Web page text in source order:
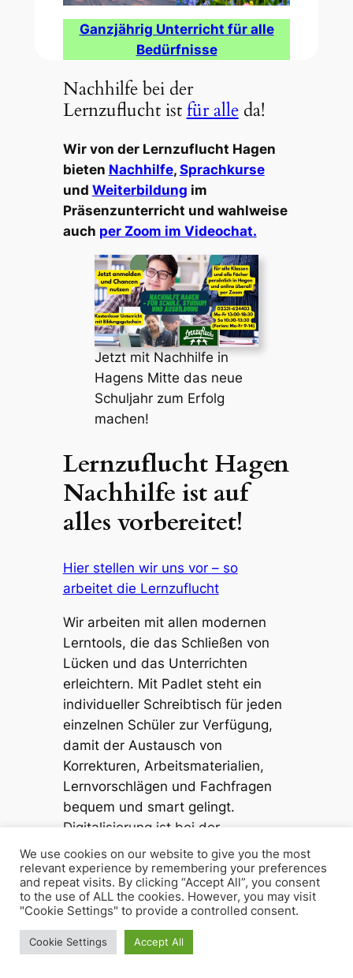
Ganzjährig Unterricht für alle
Bedürfnisse
Nachhilfe bei der
Lernzuflucht istfür alleda!
Wir von der Lernzuflucht Hagen
bieten Nachhilfe, Sprachkurse
und Weiterbildung im
Präsenzunterricht und wahlweise
auch per Zoom im Videochat.
Jetzt mit Nachhilfe in
Hagens Mitte das neue
Schuljahr zum Erfolg
machen!
Lernzuflucht Hagen
Nachhilfe ist auf
alles vorbereitet!
Hier stellen wir uns vor – so
arbeitet die Lernzuflucht
Wir arbeiten mit allen modernen
Lerntools, die das Schließen von
Lücken und das Unterrichten
erleichtern. Mit Padlet steht ein
individueller Schreibtisch für jeden
einzelnen Schüler zur Verfügung,
damit der Austausch von
Korrekturen, Arbeitsmaterialien,
Lernvorschlägen und Fachfragen
bequem und smart gelingt.
Digitalisierung ist bei der
Lernzuflucht Hagen nicht wohlfeile
Sonntagsrede, sondern gelebtes
Prinzip für die Nachhilfe!
Echtes Nachhilfe-
Handwerk: Qualität
We use cookies on our website to give you the most
relevant experience by remembering your preferences
and repeat visits. By clicking “Accept All”, you consent
to the use of ALL the cookies. However, you may visit
"Cookie Settings" to provide a controlled consent.
Cookie Settings Accept All